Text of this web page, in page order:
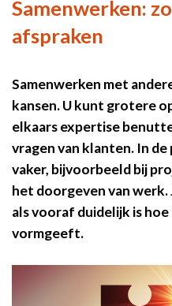
Samenwerken:
afspraken
Samenwerken met
kansen. U kunt grotere
elkaars expertise
vragen van klanten. In
vaker, bijvoorbeeld bij
het doorgeven van
als vooraf duidelijk is
vormgeeft.